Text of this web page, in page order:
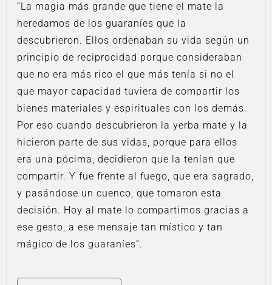
“La magia más grande que tiene el mate la
heredamos de los guaraníes que la
descubrieron. Ellos ordenaban su vida según un
principio de reciprocidad porque consideraban
que no era más rico el que más tenía si no el
que mayor capacidad tuviera de compartir los
bienes materiales y espirituales con los demás.
Por eso cuando descubrieron la yerba mate y la
hicieron parte de sus vidas, porque para ellos
era una pócima, decidieron que la tenían que
compartir. Y fue frente al fuego, que era sagrado,
y pasándose un cuenco, que tomaron esta
decisión. Hoy al mate lo compartimos gracias a
ese gesto, a ese mensaje tan místico y tan
mágico de los guaraníes”.